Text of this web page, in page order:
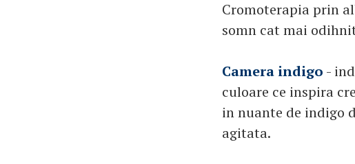
Cromoterapia prin
somn cat mai
Camera indigo -
culoare ce inspira
in nuante de indigo
agitata.